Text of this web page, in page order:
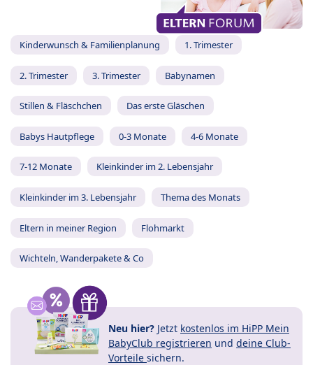
Kinderwunsch & Familienplanung 1. Trimester
2. Trimester 3. Trimester Babynamen
Stillen & Fläschchen Das erste Gläschen
Babys Hautpflege 0-3 Monate 4-6 Monate
7-12 Monate Kleinkinder im 2. Lebensjahr
Kleinkinder im 3. Lebensjahr Thema des Monats
Eltern in meiner Region Flohmarkt
Wichteln, Wanderpakete & Co
Neu hier? Jetzt kostenlos im HiPP Mein
BabyClub registrieren und deine Club-
Vorteile sichern.